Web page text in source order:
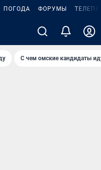
ПОГОДА ФОРУМЫ
С чем омские кандидаты